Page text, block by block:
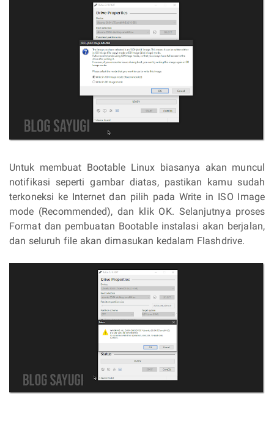
Untuk membuat Bootable Linux biasanya akan muncul
notifikasi seperti gambar diatas, pastikan kamu sudah
terkoneksi ke Internet dan pilih pada Write in ISO Image
mode (Recommended), dan klik OK. Selanjutnya proses
Format dan pembuatan Bootable instalasi akan berjalan,
dan seluruh file akan dimasukan kedalam Flashdrive.